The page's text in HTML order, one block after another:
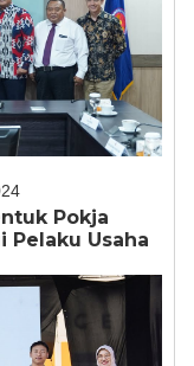
Pokja
Pelaku Usaha